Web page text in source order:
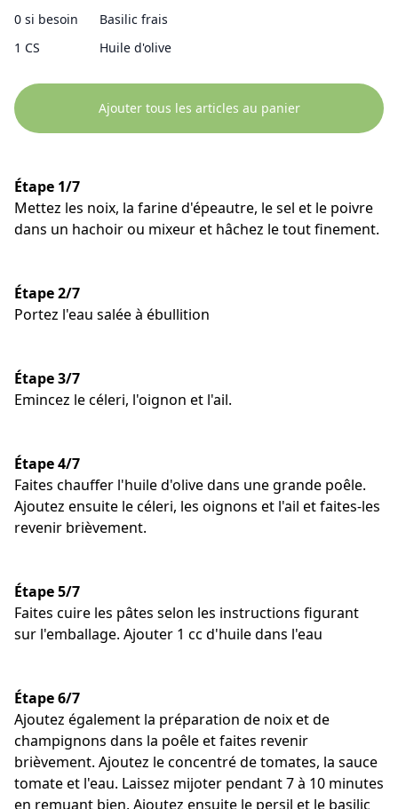
0 si besoin
Basilic frais
1 CS
Huile d'olive
Ajouter tous les articles au panier
Étape 1/7
Mettez les noix, la farine d'épeautre, le sel et le poivre
dans un hachoir ou mixeur et hâchez le tout finement.
Étape 2/7
Portez l'eau salée à ébullition
Étape 3/7
Emincez le céleri, l'oignon et l'ail.
Étape 4/7
Faites chauffer l'huile d'olive dans une grande poêle.
Ajoutez ensuite le céleri, les oignons et l'ail et faites-les
revenir brièvement.
Étape 5/7
Faites cuire les pâtes selon les instructions figurant
sur l'emballage. Ajouter 1 cc d'huile dans l'eau
Étape 6/7
Ajoutez également la préparation de noix et de
champignons dans la poêle et faites revenir
brièvement. Ajoutez le concentré de tomates, la sauce
tomate et l'eau. Laissez mijoter pendant 7 à 10 minutes
en remuant bien. Ajoutez ensuite le persil et le basilic